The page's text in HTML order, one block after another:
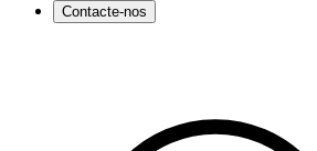
Contacte-nos